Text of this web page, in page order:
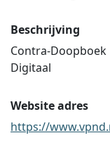
Beschrijving
Contra-Doopboek
Digitaal
Website adres
https://